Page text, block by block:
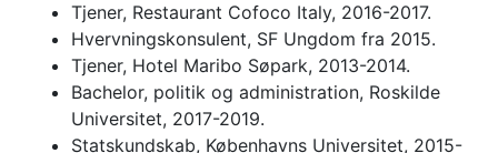
Tjener, Restaurant Cofoco Italy, 2016-2017.
Hvervningskonsulent, SF Ungdom fra 2015.
Tjener, Hotel Maribo Søpark, 2013-2014.
Bachelor, politik og administration, Roskilde
Universitet, 2017-2019.
Statskundskab, Københavns Universitet, 2015-